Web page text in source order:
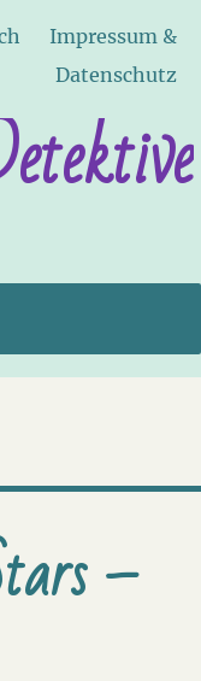
Impressum &
Datenschutz
–